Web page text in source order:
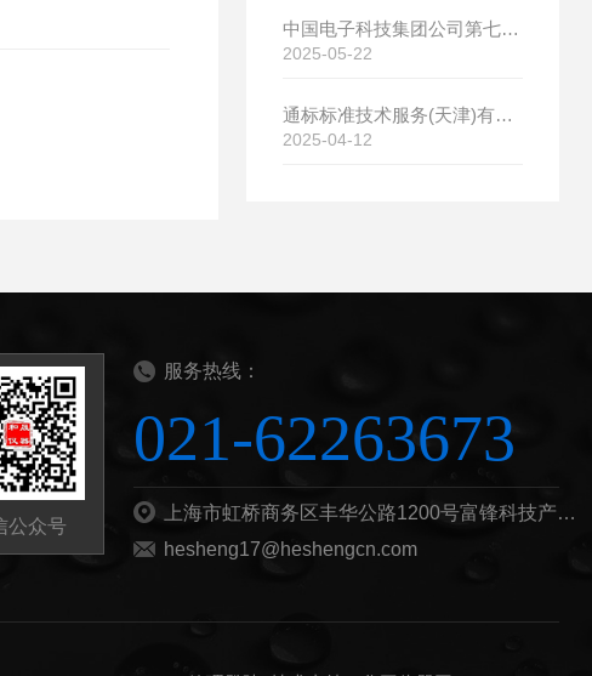
中国电子科技集团公司第七研究所选购我司差示扫描量热仪
2025-05-22
通标标准技术服务(天津)有限公司选购我司HS-DR-5导热系数测试仪
2025-04-12
公众号
服务热线：
021-62263673
上海市虹桥商务区丰华公路1200号富锋科技产业园B栋201b
hesheng17@heshengcn.com